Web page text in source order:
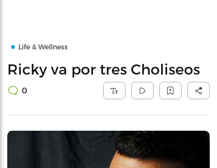
Life & Wellness
Ricky va por tres Choliseos
0